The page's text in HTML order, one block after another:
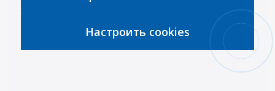
Интернет-магазин
Настроить cookies